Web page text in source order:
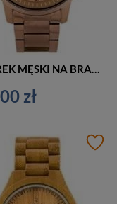
ZEGAREK MĘSKI NA BRANSOLECIE BRĄZOWY G. ROSSI - 6647B (zg201e) + BOX
zł